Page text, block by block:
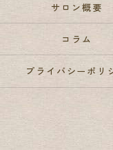
サロン概要
コラム
プライバシーポリ